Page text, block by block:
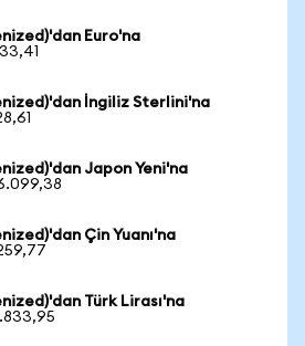
Euro'na
İngiliz Sterlini'na
Japon Yeni'na
Çin Yuanı'na
Türk Lirası'na